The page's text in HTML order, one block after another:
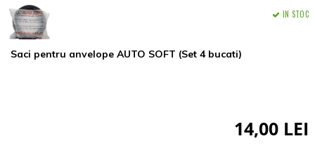
Saci pentru anvelope AUTO SOFT (Set 4 bucati)
IN STOC
14,00 LEI